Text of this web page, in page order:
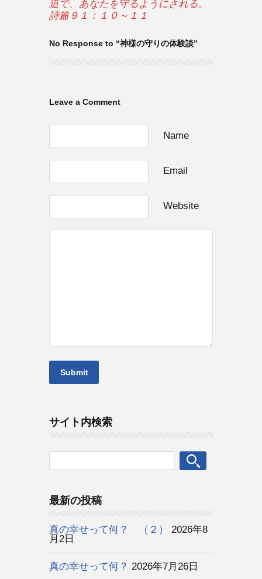
道で、あなたを守るようにされる。
詩篇９１：１０～１１
No Response to “神様の守りの体験談”
Leave a Comment
Name
Email
Website
サイト内検索
最新の投稿
真の幸せって何？ （２）
2026年8
月2日
真の幸せって何？ 2026年7月26日